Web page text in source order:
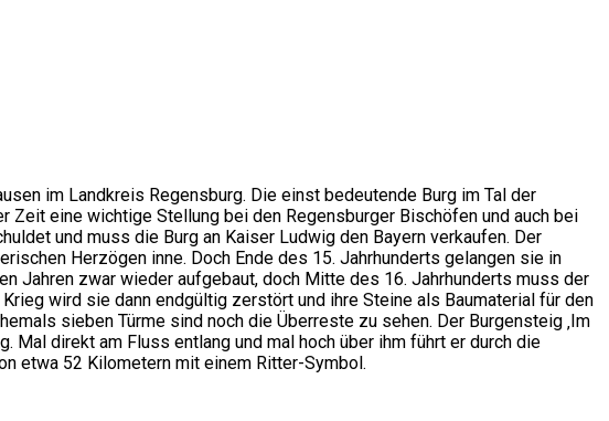
im Landkreis Regensburg. Die einst bedeutende Burg im Tal der
Zeit eine wichtige Stellung bei den Regensburger Bischöfen und auch bei
und muss die Burg an Kaiser Ludwig den Bayern verkaufen. Der
Herzögen inne. Doch Ende des 15. Jahrhunderts gelangen sie in
Jahren zwar wieder aufgebaut, doch Mitte des 16. Jahrhunderts muss der
wird sie dann endgültig zerstört und ihre Steine als Baumaterial für den
sieben Türme sind noch die Überreste zu sehen. Der Burgensteig ‚Im
Mal direkt am Fluss entlang und mal hoch über ihm führt er durch die
etwa 52 Kilometern mit einem Ritter-Symbol.